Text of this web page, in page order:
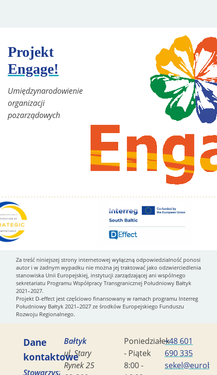
Projekt
Engage!
Umiędzynarodowienie
organizacji
pozarządowych
Za treść niniejszej strony internetowej wyłączną odpowiedzialność ponosi
autor i w żadnym wypadku nie można jej traktować jako odzwierciedlenia
stanowiska Unii Europejskiej, instytucji zarządzającej ani wspólnego
sekretariatu Programu Współpracy Transgranicznej Południowy Bałtyk
2021–2027.
Projekt D-effect jest częściowo finansowany w ramach programu Interreg
Południowy Bałtyk 2021–2027 ze środków Europejskiego Funduszu
Rozwoju Regionalnego.
Dane
kontaktowe
Stowarzyszenie
Bałtyk
ul. Stary
Rynek 25
Poniedziałek
- Piątek
8:00 -
+48 601
690 335